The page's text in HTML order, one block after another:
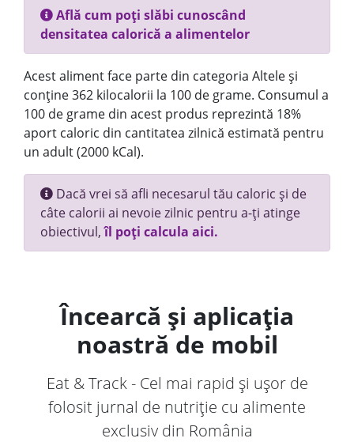
Află cum poți slăbi cunoscând
densitatea calorică a alimentelor
Acest aliment face parte din categoria Altele și
conține 362 kilocalorii la 100 de grame. Consumul a
100 de grame din acest produs reprezintă 18%
aport caloric din cantitatea zilnică estimată pentru
un adult (2000 kCal).
Dacă vrei să afli necesarul tău caloric și de
câte calorii ai nevoie zilnic pentru a-ți atinge
obiectivul,îl poți calcula aici.
Încearcă și aplicația
noastră de mobil
Eat & Track - Cel mai rapid și ușor de
folosit jurnal de nutriție cu alimente
exclusiv din România